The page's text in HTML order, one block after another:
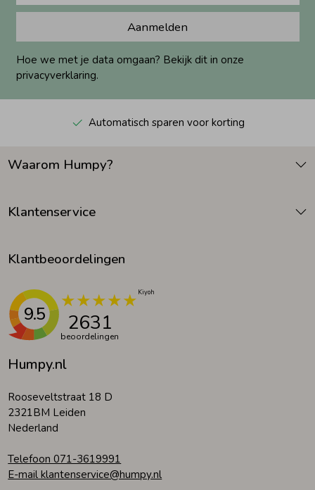
Aanmelden
Hoe we met je data omgaan? Bekijk dit in onze
privacyverklaring.
Automatisch sparen voor korting
Humpy.nl
Rooseveltstraat 18 D
2321BM Leiden
Nederland
Telefoon 071-3619991
E-mail klantenservice@humpy.nl
Waarom Humpy?
Klantenservice
Klantbeoordelingen
9.5 2631
beoordelingen